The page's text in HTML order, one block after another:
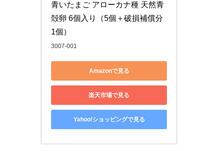
青いたまご アローカナ種 天然青
殻卵 6個入り（5個＋破損補償分
1個）
3007-001
Amazonで見る
楽天市場で見る
Yahoo!ショッピングで見る